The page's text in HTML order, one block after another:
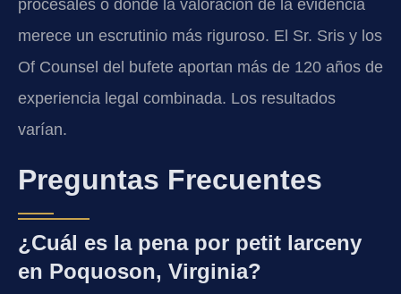
procesales o donde la valoración de la evidencia
merece un escrutinio más riguroso. El Sr. Sris y los
Of Counsel del bufete aportan más de 120 años de
experiencia legal combinada. Los resultados
varían.
Preguntas Frecuentes
¿Cuál es la pena por petit larceny
en Poquoson, Virginia?